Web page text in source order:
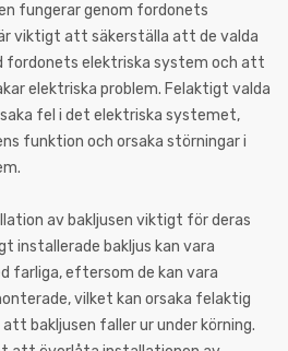
fungerar genom fordonets
viktigt att säkerställa att de valda
fordonets elektriska system och att
elektriska problem. Felaktigt valda
fel i det elektriska systemet,
funktion och orsaka störningar i
av bakljusen viktigt för deras
installerade bakljus kan vara
farliga, eftersom de kan vara
vilket kan orsaka felaktig
bakljusen faller ur under körning.